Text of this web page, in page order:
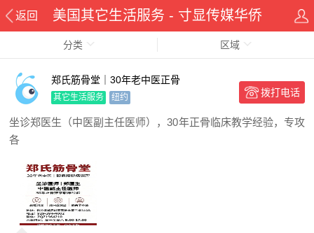
返回 美国其它生活服务 - 寸显传媒华侨
分类 区域
郑氏筋骨堂｜30年老中医正骨
其它生活服务 纽约 拨打电话
坐诊郑医生（中医副主任医师），30年正骨临床教学经验，专攻
各